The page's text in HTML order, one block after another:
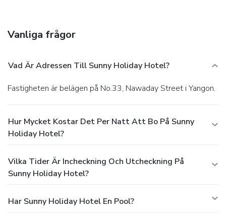
the lobby. A roundtrip airport shuttle is provided for a
surcharge (available on request), and free self parking is
Vanliga frågor
Vad Är Adressen Till Sunny Holiday Hotel?
Fastigheten är belägen på No.33, Nawaday Street i Yangon.
Hur Mycket Kostar Det Per Natt Att Bo På Sunny
Holiday Hotel?
Vilka Tider Är Incheckning Och Utcheckning På
Sunny Holiday Hotel?
Har Sunny Holiday Hotel En Pool?